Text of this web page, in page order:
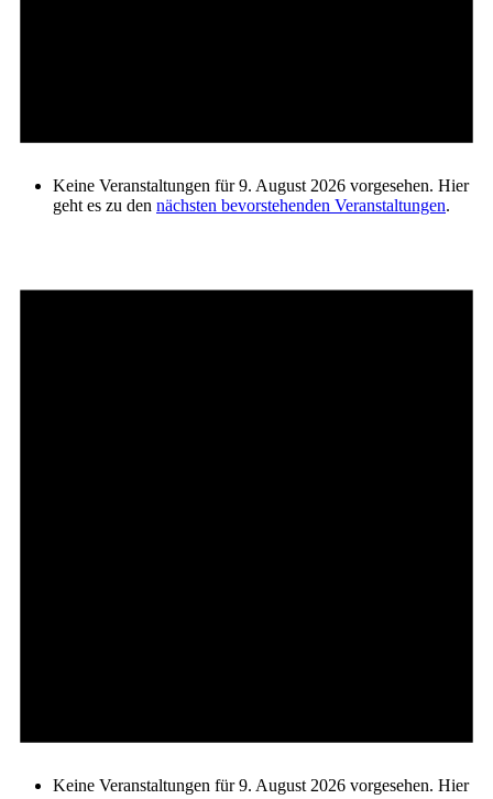
Keine Veranstaltungen für 9. August 2026 vorgesehen. Hier
geht es zu den nächsten bevorstehenden Veranstaltungen.
Keine Veranstaltungen für 9. August 2026 vorgesehen. Hier